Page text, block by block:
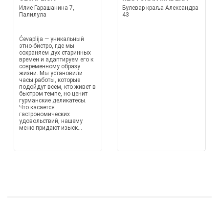
Илие Гарашанина 7,
Палилула
Ćevaplija — уникальный
этно-бистро, где мы
сохраняем дух старинных
времен и адаптируем его к
современному образу
жизни. Мы установили
часы работы, которые
подойдут всем, кто живет в
быстром темпе, но ценит
гурманские деликатесы.
Что касается
гастрономических
удовольствий, нашему
меню придают изыск...
Булевар краља Александра
43